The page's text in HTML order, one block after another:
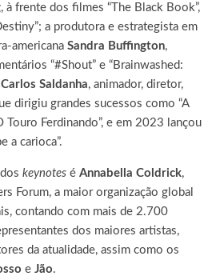
, à frente dos filmes “The Black Book”,
a produtora e estrategista em
americana Sandra Buffington,
“#Shout” e “Brainwashed:
Carlos Saldanha, animador, diretor,
dirigiu grandes sucessos como “A
Touro Ferdinando”, e em 2023 lançou
a carioca”.
keynotes é Annabella Coldrick,
Forum, a maior organização global
contando com mais de 2.700
dos maiores artistas,
da atualidade, assim como os
e Jão.